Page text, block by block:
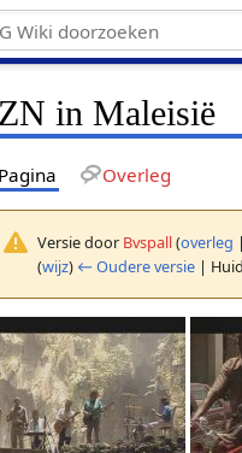
in Maleisië
Pagina Overleg
Versie door Bvspall(overleg |
(wijz) ← Oudere versie |